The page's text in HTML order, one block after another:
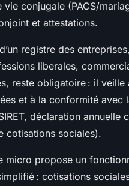
vie conjugale (PACS/
et attestations.
registre des
liberales,
reste obligatoire : il veille
et à la conformité avec
déclaration annuelle
cotisations sociales).
micro propose un
: cotisations